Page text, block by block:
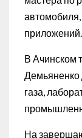
приложений.
В Ачинском
Демьяненко
газа,
На